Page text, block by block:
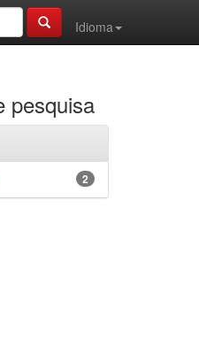
Idioma
pesquisa
2